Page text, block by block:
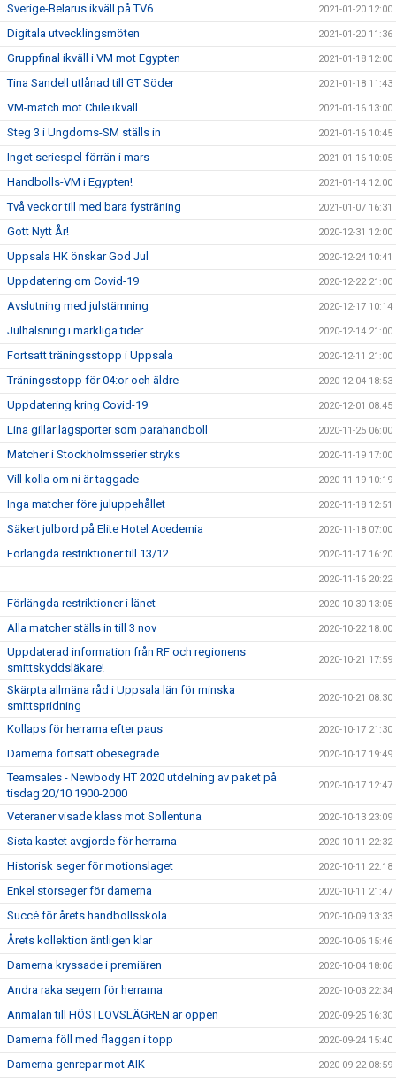
Sverige-Belarus ikväll på TV6 2021-01-20 12:00
Digitala utvecklingsmöten 2021-01-20 11:36
Gruppfinal ikväll i VM mot Egypten 2021-01-18 12:00
Tina Sandell utlånad till GT Söder 2021-01-18 11:43
VM-match mot Chile ikväll 2021-01-16 13:00
Steg 3 i Ungdoms-SM ställs in 2021-01-16 10:45
Inget seriespel förrän i mars 2021-01-16 10:05
Handbolls-VM i Egypten! 2021-01-14 12:00
Två veckor till med bara fysträning 2021-01-07 16:31
Gott Nytt År! 2020-12-31 12:00
Uppsala HK önskar God Jul 2020-12-24 10:41
Uppdatering om Covid-19 2020-12-22 21:00
Avslutning med julstämning 2020-12-17 10:14
Julhälsning i märkliga tider... 2020-12-14 21:00
Fortsatt träningsstopp i Uppsala 2020-12-11 21:00
Träningsstopp för 04:or och äldre 2020-12-04 18:53
Uppdatering kring Covid-19 2020-12-01 08:45
Lina gillar lagsporter som parahandboll 2020-11-25 06:00
Matcher i Stockholmsserier stryks 2020-11-19 17:00
Vill kolla om ni är taggade 2020-11-19 10:19
Inga matcher före juluppehållet 2020-11-18 12:51
Säkert julbord på Elite Hotel Acedemia 2020-11-18 07:00
Förlängda restriktioner till 13/12 2020-11-17 16:20
2020-11-16 20:22
Förlängda restriktioner i länet 2020-10-30 13:05
Alla matcher ställs in till 3 nov 2020-10-22 18:00
Uppdaterad information från RF och regionens
smittskyddsläkare!
2020-10-21 17:59
Skärpta allmäna råd i Uppsala län för minska
smittspridning
2020-10-21 08:30
Kollaps för herrarna efter paus 2020-10-17 21:30
Damerna fortsatt obesegrade 2020-10-17 19:49
Teamsales - Newbody HT 2020 utdelning av paket på
tisdag 20/10 1900-2000
2020-10-17 12:47
Veteraner visade klass mot Sollentuna 2020-10-13 23:09
Sista kastet avgjorde för herrarna 2020-10-11 22:32
Historisk seger för motionslaget 2020-10-11 22:18
Enkel storseger för damerna 2020-10-11 21:47
Succé för årets handbollsskola 2020-10-09 13:33
Årets kollektion äntligen klar 2020-10-06 15:46
Damerna kryssade i premiären 2020-10-04 18:06
Andra raka segern för herrarna 2020-10-03 22:34
Anmälan till HÖSTLOVSLÄGREN är öppen 2020-09-25 16:30
Damerna föll med flaggan i topp 2020-09-24 15:40
Damerna genrepar mot AIK 2020-09-22 08:59